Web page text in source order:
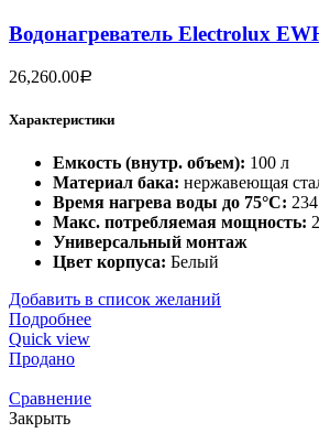
Водонагреватель Electrolux
26,260.00Р
Характеристики
Емкость (внутр. объем): 100 л
Материал бака: нержавеющая
Время нагрева воды до 75°С:
Макс. потребляемая мощность:
Универсальный монтаж
Цвет корпуса: Белый
Добавить в список желаний
Подробнее
Quick view
Продано
Сравнение
Закрыть